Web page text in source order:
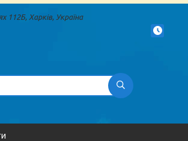
112Б, Харків, Україна